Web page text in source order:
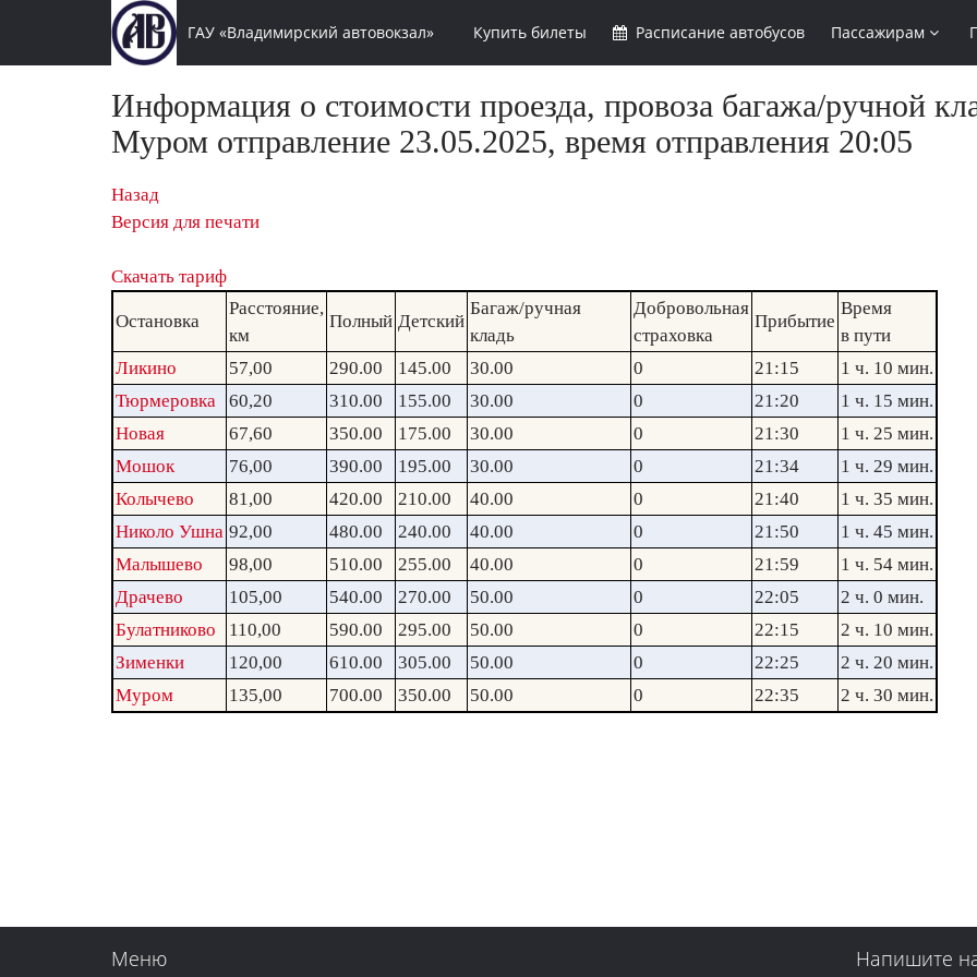
ГАУ «Владимирский автовокзал» Купить билеты Расписание автобусов Пассажирам
Информация о стоимости проезда, провоза багажа/ручной
Муром отправление 23.05.2025, время отправления 20:05
Назад
Версия для печати
Скачать тариф
Остановка
Расстояние,
км
Полный Детский
Багаж/ручная
кладь
Добровольная
страховка
Прибытие
Время
в пути
Ликино
57,00 290.00 145.00 30.00 0 21:15
1 ч. 10 мин.
Тюрмеровка
60,20 310.00 155.00 30.00 0 21:20
1 ч. 15 мин.
Новая
67,60 350.00 175.00 30.00 0 21:30
1 ч. 25 мин.
Мошок
76,00 390.00 195.00 30.00 0 21:34
1 ч. 29 мин.
Колычево
81,00 420.00 210.00 40.00 0 21:40
1 ч. 35 мин.
Николо Ушна 92,00 480.00 240.00 40.00 0 21:50
1 ч. 45 мин.
Малышево
98,00 510.00 255.00 40.00 0 21:59
1 ч. 54 мин.
Драчево
105,00 540.00 270.00 50.00 0 22:05
2 ч. 0 мин.
Булатниково
110,00 590.00 295.00 50.00 0 22:15
2 ч. 10 мин.
Зименки
120,00 610.00 305.00 50.00 0 22:25
2 ч. 20 мин.
Муром
135,00 700.00 350.00 50.00 0 22:35 2 ч. 30 мин.
Меню Напишите